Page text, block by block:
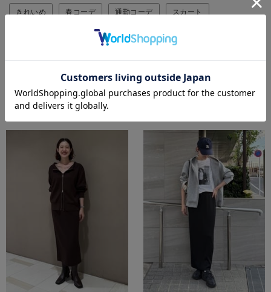
きれいめ 春コーデ 通勤コーデ スカート
フーディーロングトレンチコート
HIKARIのスタイリング